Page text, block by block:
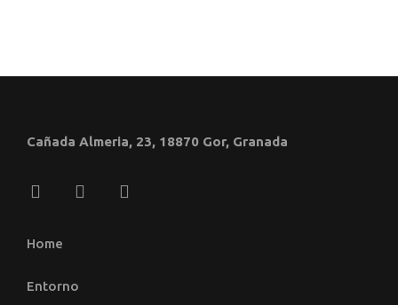
Cañada Almeria, 23, 18870 Gor, Granada
Home
Entorno